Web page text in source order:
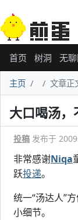
首页 树洞 无
主页 文章正
大口喝汤
投稿 发布于
非常感谢Niqa
跃投递。
统一“汤达人”
小细节。